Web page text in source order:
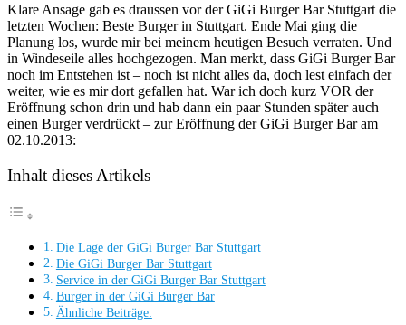
Klare Ansage gab es draussen vor der GiGi Burger Bar Stuttgart die
letzten Wochen: Beste Burger in Stuttgart. Ende Mai ging die
Planung los, wurde mir bei meinem heutigen Besuch verraten. Und
in Windeseile alles hochgezogen. Man merkt, dass GiGi Burger Bar
noch im Entstehen ist – noch ist nicht alles da, doch lest einfach der
weiter, wie es mir dort gefallen hat. War ich doch kurz VOR der
Eröffnung schon drin und hab dann ein paar Stunden später auch
einen Burger verdrückt – zur Eröffnung der GiGi Burger Bar am
02.10.2013:
Inhalt dieses Artikels
Die Lage der GiGi Burger Bar Stuttgart
Die GiGi Burger Bar Stuttgart
Service in der GiGi Burger Bar Stuttgart
Burger in der GiGi Burger Bar
Ähnliche Beiträge: